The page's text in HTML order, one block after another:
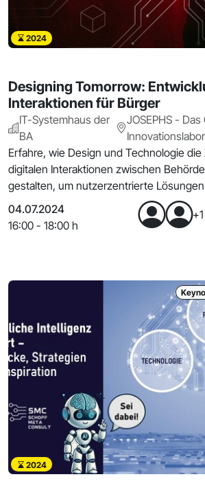
2024
Designing Tomorrow:
Interaktionen für Bürger
IT-Systemhaus der
BA
JOSEPHS -
Innovationslabor
Erfahre, wie Design und Technologie
digitalen Interaktionen zwischen
gestalten, um nutzerzentrierte
04.07.2024
16:00 - 18:00 h
2024